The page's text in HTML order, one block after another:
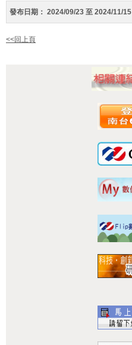
發布日期： 2024/09/23 至 2024/11/15
<<回上頁